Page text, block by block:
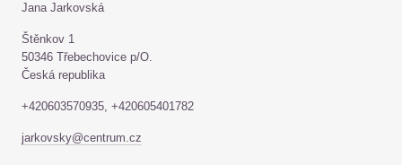
Jana Jarkovská
Štěnkov 1
50346 Třebechovice p/O.
Česká republika
+420603570935, +420605401782
jarkovsky@centrum.cz